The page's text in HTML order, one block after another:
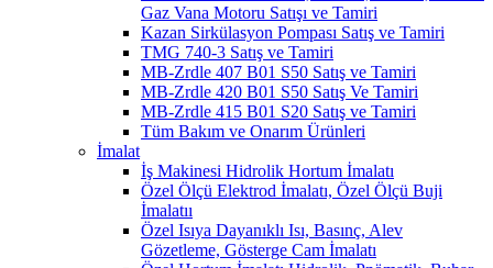
Gaz Vana Motoru Satışı ve Tamiri
Kazan Sirkülasyon Pompası Satış ve Tamiri
TMG 740-3 Satış ve Tamiri
MB-Zrdle 407 B01 S50 Satış ve Tamiri
MB-Zrdle 420 B01 S50 Satış Ve Tamiri
MB-Zrdle 415 B01 S20 Satış ve Tamiri
Tüm Bakım ve Onarım Ürünleri
İmalat
İş Makinesi Hidrolik Hortum İmalatı
Özel Ölçü Elektrod İmalatı, Özel Ölçü Buji
İmalatıı
Özel Isıya Dayanıklı Isı, Basınç, Alev
Gözetleme, Gösterge Cam İmalatı